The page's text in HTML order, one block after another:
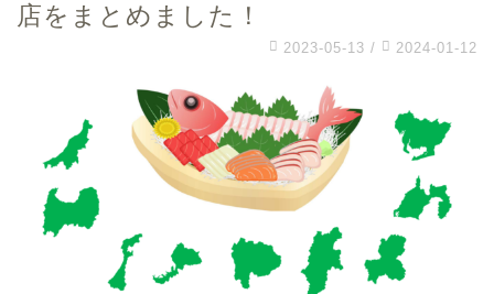
店をまとめました！
2023-05-13 / 2024-01-12